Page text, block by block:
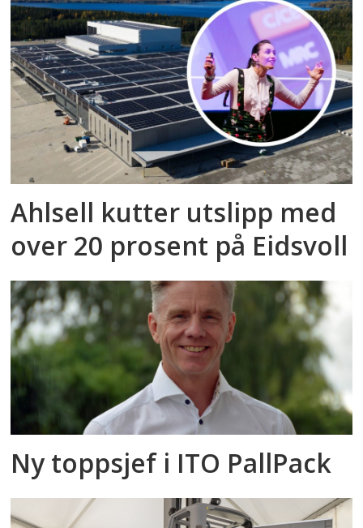
Ahlsell kutter utslipp med
over 20 prosent på Eidsvoll
Ny toppsjef i ITO PallPack